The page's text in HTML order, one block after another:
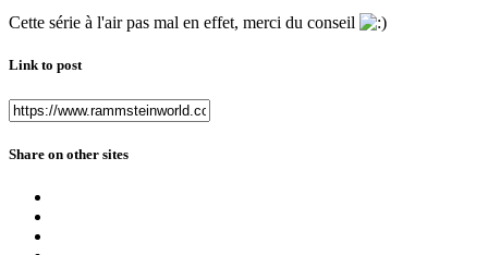
Cette série à l'air pas mal en effet, merci du conseil
Link to post
Share on other sites